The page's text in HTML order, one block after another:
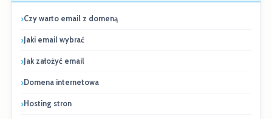
Czy warto email z domeną
Jaki email wybrać
Jak założyć email
Domena internetowa
Hosting stron